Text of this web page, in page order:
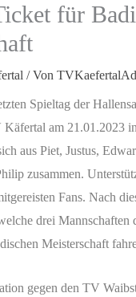
für
/ Von
Spieltag der
Käfertal am 21.01.2023
aus Piet, Justus,
zusammen.
Fans. Nach
drei Mannschaften
Meisterschaft
gegen den TV